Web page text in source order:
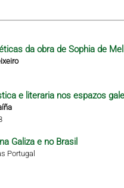
da obra de Sophia de
e literaria nos espazos
Galiza e no Brasil
Portugal